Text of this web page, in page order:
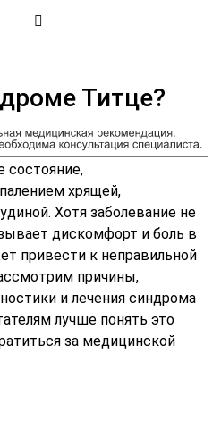
Титце?
состояние,
хрящей,
Хотя заболевание не
дискомфорт и боль в
привести к неправильной
причины,
и лечения синдрома
лучше понять это
за медицинской